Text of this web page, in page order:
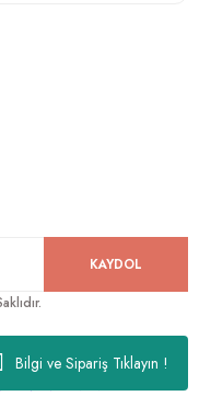
Bilgi ve Sipariş Tıklayın !
KAYDOL